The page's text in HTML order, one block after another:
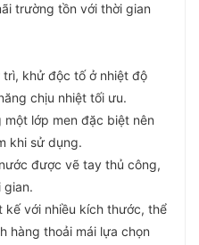
trường tồn với thời gian
khử độc tố ở nhiệt độ
chịu nhiệt tối ưu.
lớp men đặc biệt nên
khi sử dụng.
được vẽ tay thủ công,
gian.
với nhiều kích thước, thể
hàng thoải mái lựa chọn